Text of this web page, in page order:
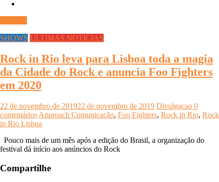
SHOWS ÚLTIMAS NOTÍCIAS
Rock in Rio leva para Lisboa toda a magia
da Cidade do Rock e anuncia Foo Fighters
em 2020
22 de novembro de 201922 de novembro de 2019 Divulgacao 0
comentários Approach Comunicação, Foo Fighters, Rock in Rio, Rock
in Rio Lisboa
Pouco mais de um mês após a edição do Brasil, a organização do
festival dá início aos anúncios do Rock
Compartilhe